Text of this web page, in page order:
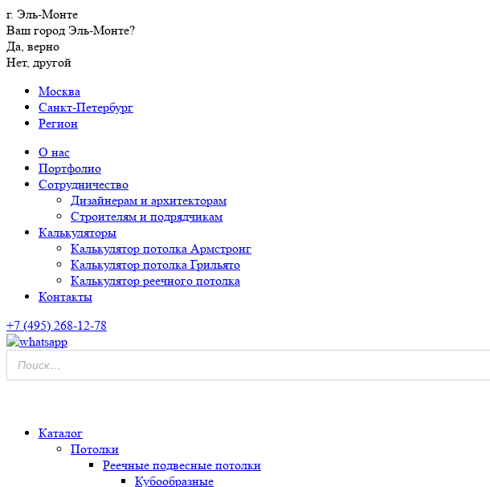
г. Эль-Монте
Ваш город Эль-Монте?
Да, верно
Нет, другой
Москва
Санкт-Петербург
Регион
О нас
Портфолио
Сотрудничество
Дизайнерам и архитекторам
Строителям и подрядчикам
Калькуляторы
Калькулятор потолка Армстронг
Калькулятор потолка Грильято
Калькулятор реечного потолка
Контакты
+7 (495) 268-12-78
Каталог
Потолки
Реечные подвесные потолки
Кубообразные